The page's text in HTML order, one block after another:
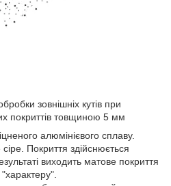
зовнішніх кутів при
покриттів товщиною 5 мм
алюмінієвого сплаву.
Покриття здійснюється
виходить матове покриття